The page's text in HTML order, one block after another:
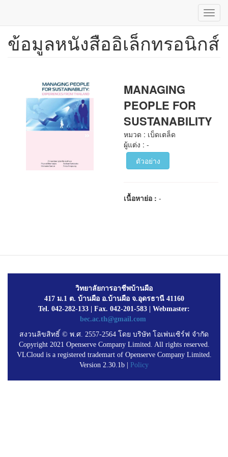
ข้าม
ข้อมูลหนังสืออิเล็กทรอนิกส์
MANAGING
PEOPLE FOR
SUSTANABILITY
หมวด : เบ็ดเตล็ด
ผู้แต่ง : -
ตัวอย่าง
เนื้อหาย่อ :-
วิทยาลัยการอาชีพบ้านผือ
417 ม.1 ต. บ้านผือ อ.บ้านผือ จ.อุดรธานี 41160
Tel. 042-282-133 | Fax. 042-201-583 | Webmaster:
bec.ac.th@gmail.com
สงวนลิขสิทธิ์ © พ.ศ. 2557-2564 โดย บริษัท โอเพ่นเซิร์ฟ จำกัด
Copyright 2021 Openserve Company Limited. All rights reserved.
VLCloud is a registered trademart of Openserve Company Limited.
Version 2.30.1b | Policy